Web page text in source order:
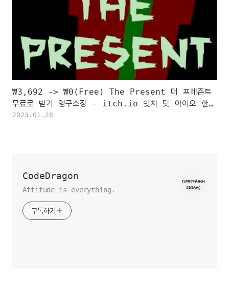
₩3,692 -> ₩0(Free) The Present 더 프레즌트
무료로 받기 영구소장 - itch.io 잇치 닷 아이오 한시
적 무료 소장하기
2023.01.28
CodeDragon
Attitude is everything.
구독하기